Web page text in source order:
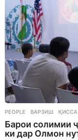
PEOPLE ВАРЗИШ ,ҚИССА
Барои солимии
ки дар Олмон